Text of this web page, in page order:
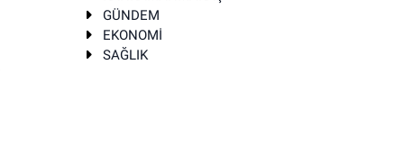
GÜNDEM
EKONOMİ
SAĞLIK